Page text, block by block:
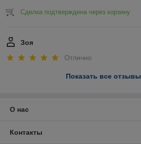
Сделка подтверждена через корзину
Зоя
Отлично
Показать все отзывы
О нас
Контакты